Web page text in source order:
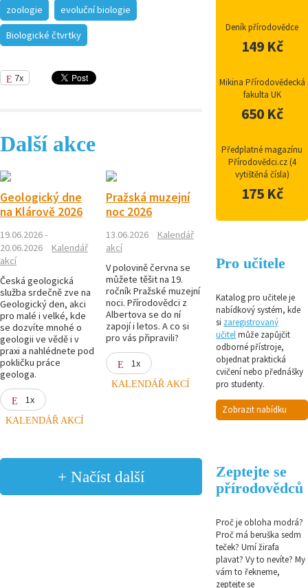
zoologie evoluční biologie
Biologické čtvrtky
7x
Další akce
Geologický dne
na Klárově 2026
19.06.2026 -
20.06.2026
Kalendář
akcí
Česká geologická
služba srdečně zve na
Geologický den, akci
pro malé i velké, kde
se dozvíte mnohé o
geologii ve vědě i v
praxi a nahlédnete pod
pokličku práce
geologa.
1x
KALENDÁŘ AKCÍ
Pražská muzejní
noc 2026
13.06.2026
Kalendář
akcí
V polovině června se
můžete těšit na 19.
ročník Pražské muzejní
noci. Přírodovědci z
Albertova se do ní
zapojí i letos. A co si
pro vás připravili?
1x
KALENDÁŘ AKCÍ
+ Načíst další
Deník přírodovědce
149 Kč
Mikina Přírodovědecká
fakulta UK
650 Kč
Předplatné magazínu
Přírodovědci.cz (4
vytištěná čísla)
175 Kč
Pro učitele
Katalog pro učitele je
nabídkový systém, kde
si zaregistrovaný
učitelmůže zapůjčit
odborné přístroje,
objednat praktická
cvičení nebo přednášky
pro studenty.
Zobrazit nabídku
Zeptejte se
přírodovědců
Proč je obloha modrá?
Proč má beruška sedm
teček? Umí žirafa
plavat? Vy to nevíte? My
vám to řekneme,
zeptejte se